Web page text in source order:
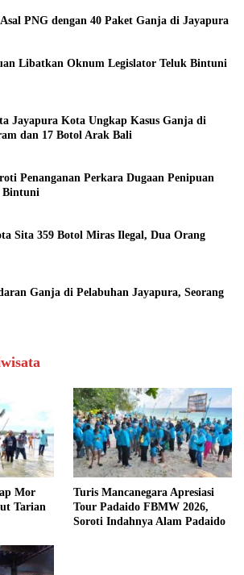
PNG dengan 40 Paket Ganja di Jayapura
Libatkan Oknum Legislator Teluk Bintuni
Jayapura Kota Ungkap Kasus Ganja di
dan 17 Botol Arak Bali
Penanganan Perkara Dugaan Penipuan
Bintuni
Sita 359 Botol Miras Ilegal, Dua Orang
Ganja di Pelabuhan Jayapura, Seorang
Mor
Tarian
Turis Mancanegara Apresiasi
Tour Padaido FBMW 2026,
Soroti Indahnya Alam Padaido